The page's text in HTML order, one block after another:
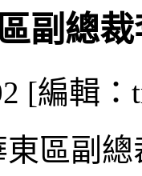
副總
[編輯：
區副